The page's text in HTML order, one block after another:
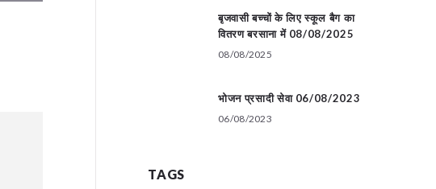
बृजवासी बच्चों के लिए स्कूल बैग का
वितरण बरसाना में 08/08/2025
08/08/2025
भोजन प्रसादी सेवा 06/08/2023
06/08/2023
TAGS